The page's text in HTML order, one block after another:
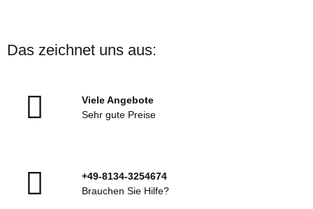
Verschiedene Motive
13,00 €*
Das zeichnet uns aus:
Viele Angebote
Sehr gute Preise
+49-8134-3254674
Brauchen Sie Hilfe?